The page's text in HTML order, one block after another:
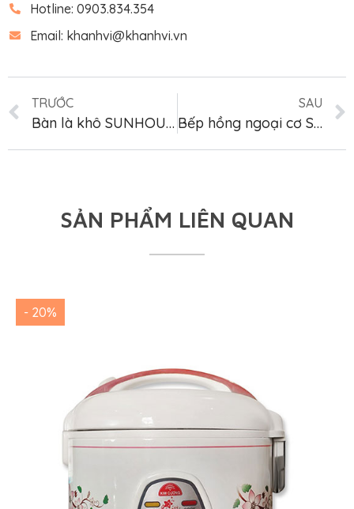
Hotline: 0903.834.354
Email: khanhvi@khanhvi.vn
TRƯỚC
Bàn là khô SUNHOUSE SHD1072 HỒNG
SAU
Bếp hồng ngoại cơ SUNHOUSE SHD6013KB
SẢN PHẨM LIÊN QUAN
- 20%